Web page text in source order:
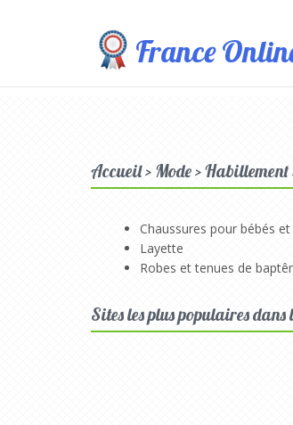
France
Accueil > Mode > Habillement
Chaussures pour bébés
Layette
Robes et tenues de
Sites les plus populaires dans